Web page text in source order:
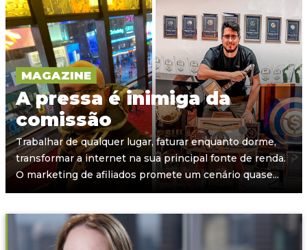
MAGAZINE
A pressa é inimiga da
comissão
Trabalhar de qualquer lugar, faturar enquanto dorme,
transformar a internet na sua principal fonte de renda.
O marketing de afiliados promete um cenário quase...